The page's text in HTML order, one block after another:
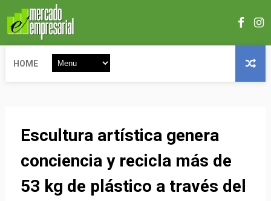
HOME
Escultura artística genera
conciencia y recicla más de
53 kg de plástico a través del